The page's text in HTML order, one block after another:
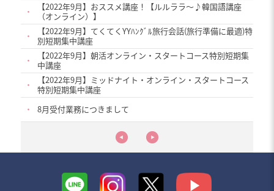
・
【2022年9月】おススメ講座！【ルルララ〜♪韓国語講座
（オンライン）】
・
【2022年9月】てくてくYYﾊﾝｸﾞﾙ旅行会話(旅行準備に最適)特
別短期集中講座
・
【2022年9月】朝活オンライン・スタートコース特別短期集
中講座
・
【2022年9月】ミッドナイト・オンライン・スタートコース
特別短期集中講座
・
8月受付業務につきまして